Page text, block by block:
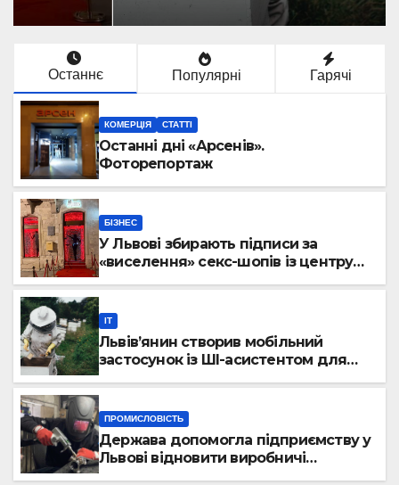
Останнє Популярні Гарячі
КОМЕРЦІЯ СТАТТІ
Останні дні «Арсенів».
Фоторепортаж
БІЗНЕС
У Львові збирають підписи за
«виселення» секс-шопів із центру
IT
Львів’янин створив мобільний
застосунок із ШІ-асистентом для
ПРОМИСЛОВІСТЬ
Держава допомогла підприємству у
Львові відновити виробничі